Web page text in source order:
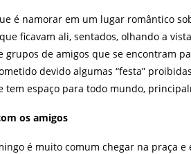
é namorar em um lugar romântico
ficavam ali, sentados, olhando a
grupos de amigos que se encontram
devido algumas “festa”
tem espaço para todo mundo,
os amigos
é muito comum chegar na praça